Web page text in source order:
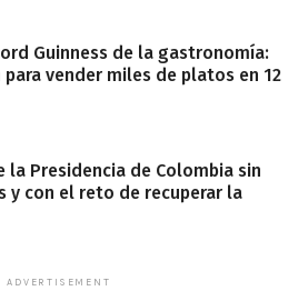
Guinness de la gastronomía:
para vender miles de platos en 12
la Presidencia de Colombia sin
y con el reto de recuperar la
ADVERTISEMENT